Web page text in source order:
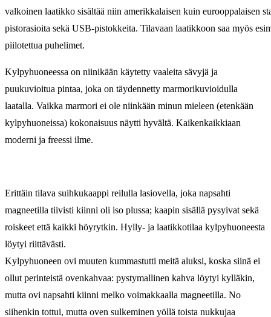
valkoinen laatikko sisältää niin amerikkalaisen kuin eurooppalaisen
pistorasioita sekä USB-pistokkeita. Tilavaan laatikkoon saa myös
piilotettua puhelimet.
Kylpyhuoneessa on niinikään käytetty vaaleita sävyjä ja
puukuvioitua pintaa, joka on täydennetty marmorikuvioidulla
laatalla. Vaikka marmori ei ole niinkään minun mieleen (etenkään
kylpyhuoneissa) kokonaisuus näytti hyvältä. Kaikenkaikkiaan
moderni ja freessi ilme.
Erittäin tilava suihkukaappi reilulla lasiovella, joka napsahti
magneetilla tiivisti kiinni oli iso plussa; kaapin sisällä pysyivat sekä
roiskeet että kaikki höyrytkin. Hylly- ja laatikkotilaa kylpyhuoneesta
löytyi riittävästi.
Kylpyhuoneen ovi muuten kummastutti meitä aluksi, koska siinä ei
ollut perinteistä ovenkahvaa: pystymallinen kahva löytyi kylläkin,
mutta ovi napsahti kiinni melko voimakkaalla magneetilla. No
siihenkin tottui, mutta oven sulkeminen yöllä toista nukkujaa